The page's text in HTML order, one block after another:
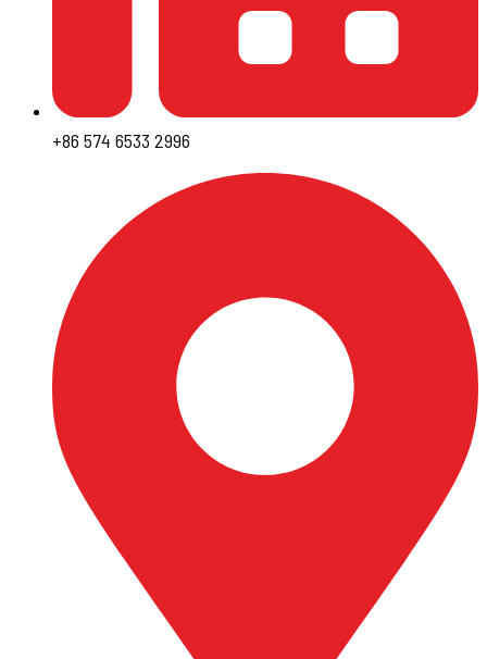
+86 574 6533 2996